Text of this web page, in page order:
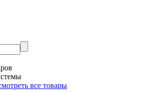
все товары